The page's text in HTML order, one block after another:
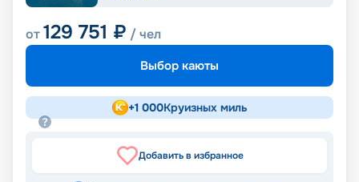
от129 751 ₽ / чел
Выбор каюты
+1 000Круизных миль
Добавить в избранное